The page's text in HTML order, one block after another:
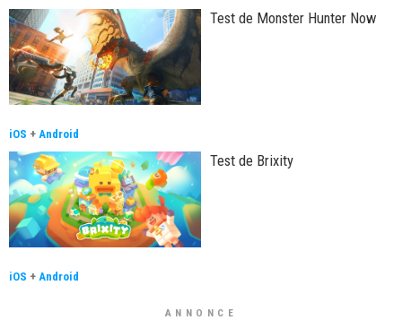
Test de Monster Hunter Now
iOS + Android
Test de Brixity
iOS + Android
ANNONCE